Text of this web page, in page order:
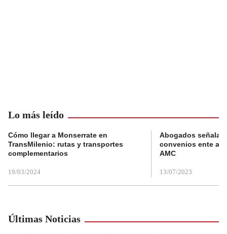
Lo más leído
Cómo llegar a Monserrate en
TransMilenio: rutas y transportes
complementarios
19/03/2024
Abogados
convenios ente
AMC
13/07/2023
Últimas Noticias